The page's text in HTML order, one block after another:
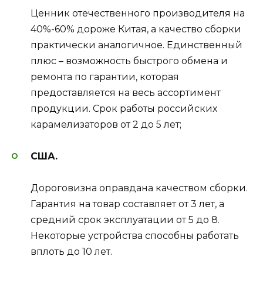
Ценник отечественного производителя на
40%-60% дороже Китая, а качество сборки
практически аналогичное. Единственный
плюс – возможность быстрого обмена и
ремонта по гарантии, которая
предоставляется на весь ассортимент
продукции. Срок работы российских
карамелизаторов от 2 до 5 лет;
США.
Дороговизна оправдана качеством сборки.
Гарантия на товар составляет от 3 лет, а
средний срок эксплуатации от 5 до 8.
Некоторые устройства способны работать
вплоть до 10 лет.